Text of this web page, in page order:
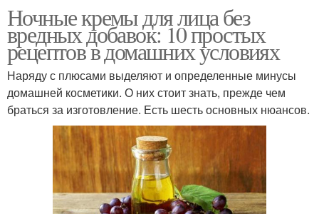
Ночные кремы для лица без
вредных добавок: 10 простых
рецептов в домашних условиях
Наряду с плюсами выделяют и определенные минусы
домашней косметики. О них стоит знать, прежде чем
браться за изготовление. Есть шесть основных нюансов.